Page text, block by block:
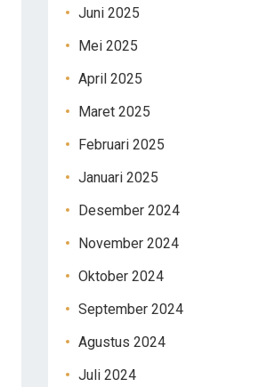
Juni 2025
Mei 2025
April 2025
Maret 2025
Februari 2025
Januari 2025
Desember 2024
November 2024
Oktober 2024
September 2024
Agustus 2024
Juli 2024